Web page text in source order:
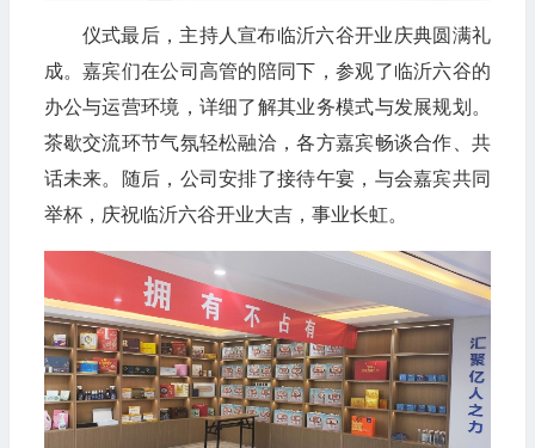
仪式最后，主持人宣布临沂六谷开业庆典圆满礼
成。嘉宾们在公司高管的陪同下，参观了临沂六谷的
办公与运营环境，详细了解其业务模式与发展规划。
茶歇交流环节气氛轻松融洽，各方嘉宾畅谈合作、共
话未来。随后，公司安排了接待午宴，与会嘉宾共同
举杯，庆祝临沂六谷开业大吉，事业长虹。